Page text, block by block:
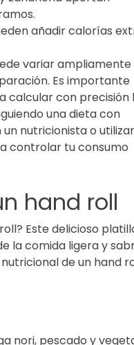
añadir calorías
variar ampliamente
Es importante
calcular con precisión
una dieta con
nutricionista o utilizar
controlar tu consumo
hand roll
Este delicioso
la comida ligera y
de un hand
nori, pescado y